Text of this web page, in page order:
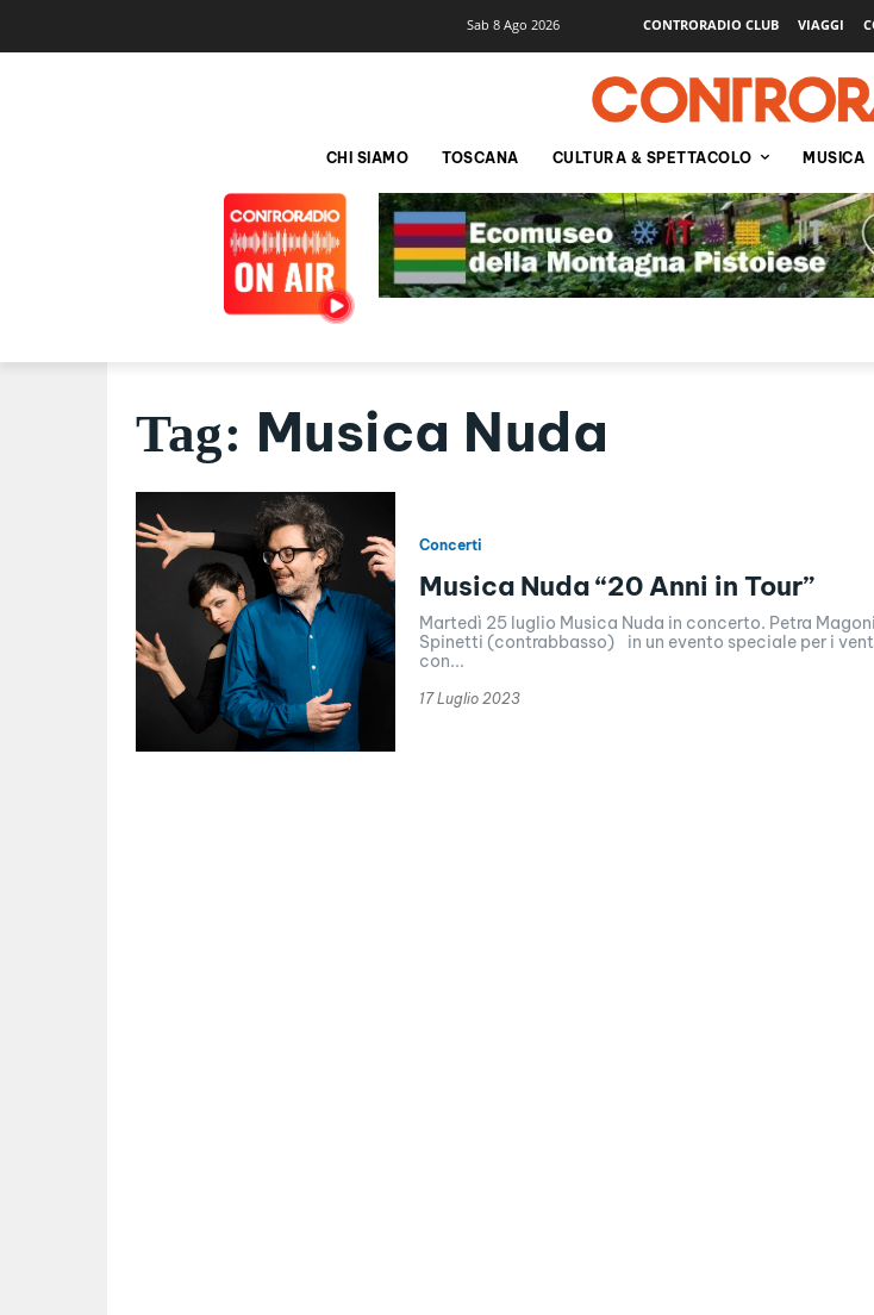
Sab 8 Ago 2026 CONTRORADIO CLUB VIAGGI
CHI SIAMO TOSCANA CULTURA & SPETTACOLO MUSICA
Tag: Musica Nuda
Concerti
Musica Nuda “20 Anni in Tour”
Martedì 25 luglio Musica Nuda in concerto. Petra
Spinetti (contrabbasso) in un evento speciale per i
con...
17 Luglio 2023